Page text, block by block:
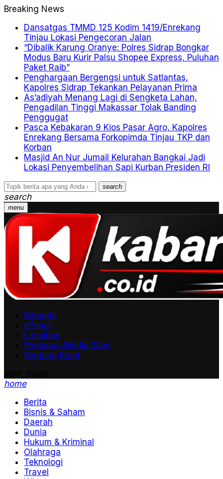
Breaking News
Dansatgas TMMD 125 Kodim 1419/Enrekang
Tinjau Lokasi Pengecoran Jalan
“Dibalik Karung Oranye: Polres Sidrap Bongkar
Modus Baru Kurir Palsu Shopee Express, Puluhan
Paket Raib”
Penghargaan Bergengsi untuk Satlantas,
Kapolres Sidrap Tekankan Pelayanan Prima
As’adiyah Menang Lagi di Sengketa Lahan,
Pengadilan Tinggi Makassar Tolak Banding
Penggugat
Pasca Kebakaran 9 Kios Pasar Agro, Kapolres
Enrekang Bersama Forkopimda Tinjau TKP dan
Korban
Masjid An Nur Jumail Kelurahan Bangkai Jadi
Lokasi Penyembelihan Sapi Kurban Presiden RI
search
search
menu
Beranda
ePaper
Legalitas
Pedoman Media Siber
Tentang Kami
home
Berita
Bisnis & Saham
Daerah
Dunia
Hukum & Kriminal
Olahraga
Teknologi
Travel